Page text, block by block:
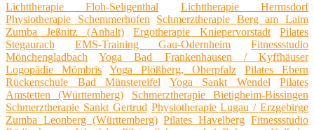
Lichttherapie Floh-Seligenthal
Lichttherapie Hermsdorf
Physiotherapie Schemmerhofen
Schmerztherapie Berg am Laim
Zumba Jeßnitz (Anhalt)
Ergotherapie Kniepervorstadt
Pilates
Stegaurach
EMS-Training Gau-Odernheim
Fitnessstudio
Mönchengladbach
Yoga Bad Frankenhausen / Kyffhäuser
Logopädie Mömbris
Yoga Plößberg, Oberpfalz
Pilates Ebern
Rückenschule Bad Münstereifel
Yoga Sankt Wendel
Pilates
Amstetten (Württemberg)
Schmerztherapie Bietigheim-Bissingen
Schmerztherapie Sankt Gertrud Physiotherapie Lugau / Erzgebirge
Zumba Leonberg (Württemberg) Pilates Havelberg Fitnessstudio